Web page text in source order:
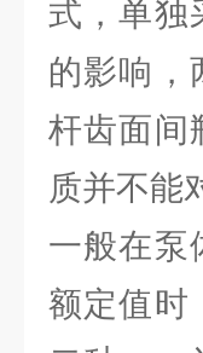
式，单独
的影响，
杆齿面间
质并不能
一般在泵
额定值时